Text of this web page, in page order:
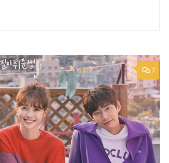
7